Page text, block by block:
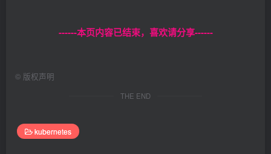
------本页内容已结束，喜欢请分享------
© 版权声明
THE END
kubernetes